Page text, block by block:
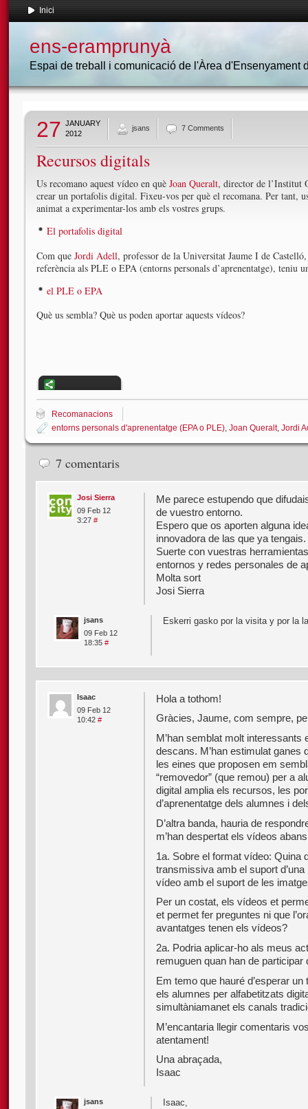
Inici
ens-eramprunyà
Espai de treball i comunicació de l'Àrea d'Ensenyament
27 JANUARY
2012
jsans 7 Comments
Recursos digitals
Us recomano aquest vídeo en què Joan Queralt, director de l’Institut
crear un portafolis digital. Fixeu-vos per què el recomana. Per tant,
animat a experimentar-los amb els vostres grups.
El portafolis digital
Com que Jordi Adell, professor de la Universitat Jaume I de
referència als PLE o EPA (entorns personals d’aprenentatge), teniu
el PLE o EPA
Què us sembla? Què us poden aportar aquests vídeos?
Recomanacions
entorns personals d'aprenentatge (EPA o PLE), Joan Queralt, Jordi
7 comentaris
Josi Sierra
09 Feb 12
3:27 #
Me parece estupendo que
de vuestro entorno.
Espero que os aporten alguna
innovadora de las que ya tengais.
Suerte con vuestras
entornos y redes personales de
Molta sort
Josi Sierra
jsans
09 Feb 12
18:35 #
Eskerri gasko por la visita y por la
Isaac
09 Feb 12
10:42 #
Hola a tothom!
Gràcies, Jaume, com sempre,
M’han semblat molt
descans. M’han estimulat
les eines que proposen em
“removedor” (que remou) per a
digital amplia els recursos, les
d’aprenentatge dels alumnes i
D’altra banda, hauria de
m’han despertat els vídeos
1a. Sobre el format vídeo: Quina
transmissiva amb el suport
vídeo amb el suport de les
Per un costat, els vídeos et
et permet fer preguntes ni que
avantatges tenen els vídeos?
2a. Podria aplicar-ho als meus
remuguen quan han de participar
Em temo que hauré d’esperar
els alumnes per alfabetitzats
simultàniamanet els canals
M’encantaria llegir comentaris
atentament!
Una abraçada,
Isaac
jsans
Isaac,